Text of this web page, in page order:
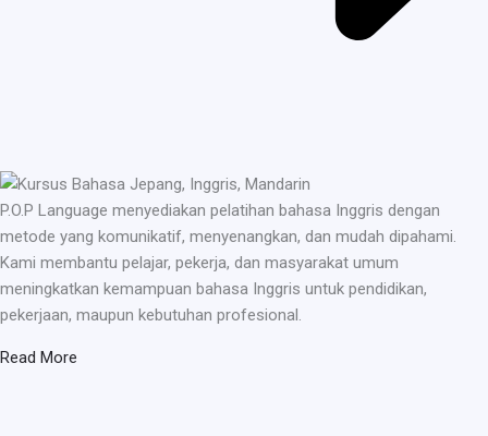
P.O.P Language menyediakan pelatihan bahasa Inggris dengan
metode yang komunikatif, menyenangkan, dan mudah dipahami.
Kami membantu pelajar, pekerja, dan masyarakat umum
meningkatkan kemampuan bahasa Inggris untuk pendidikan,
pekerjaan, maupun kebutuhan profesional.
Read More